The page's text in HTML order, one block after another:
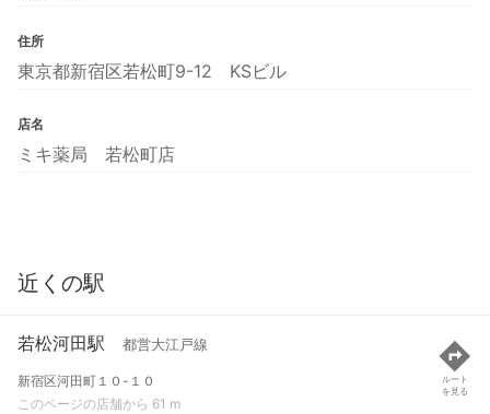
住所
東京都新宿区若松町9-12 KSビル
店名
ミキ薬局 若松町店
近くの駅
若松河田駅 都営大江戸線
新宿区河田町１０-１０
このページの店舗から 61 m
ルート
を見る